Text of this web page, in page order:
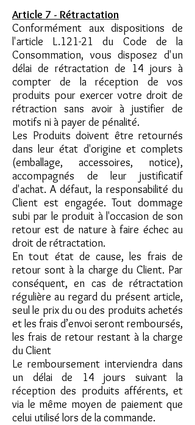
Article 7 - Rétractation
Conformément aux dispositions de
l'article L.121-21 du Code de la
Consommation, vous disposez d'un
délai de rétractation de 14 jours à
compter de la réception de vos
produits pour exercer votre droit de
rétraction sans avoir à justifier de
motifs ni à payer de pénalité.
Les Produits doivent être retournés
dans leur état d'origine et complets
(emballage, accessoires, notice),
accompagnés de leur justificatif
d'achat. A défaut, la responsabilité du
Client est engagée. Tout dommage
subi par le produit à l'occasion de son
retour est de nature à faire échec au
droit de rétractation.
En tout état de cause, les frais de
retour sont à la charge du Client. Par
conséquent, en cas de rétractation
régulière au regard du présent article,
seul le prix du ou des produits achetés
et les frais d’envoi seront remboursés,
les frais de retour restant à la charge
du Client
Le remboursement interviendra dans
un délai de 14 jours suivant la
réception des produits afférents, et
via le même moyen de paiement que
celui utilisé lors de la commande.